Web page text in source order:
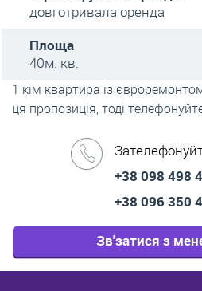
довготривала оренда
Площа
40м. кв.
1 кім квартира із
ця пропозиція, тоді
+38 098 498
+38 096 350
Зв'затися з